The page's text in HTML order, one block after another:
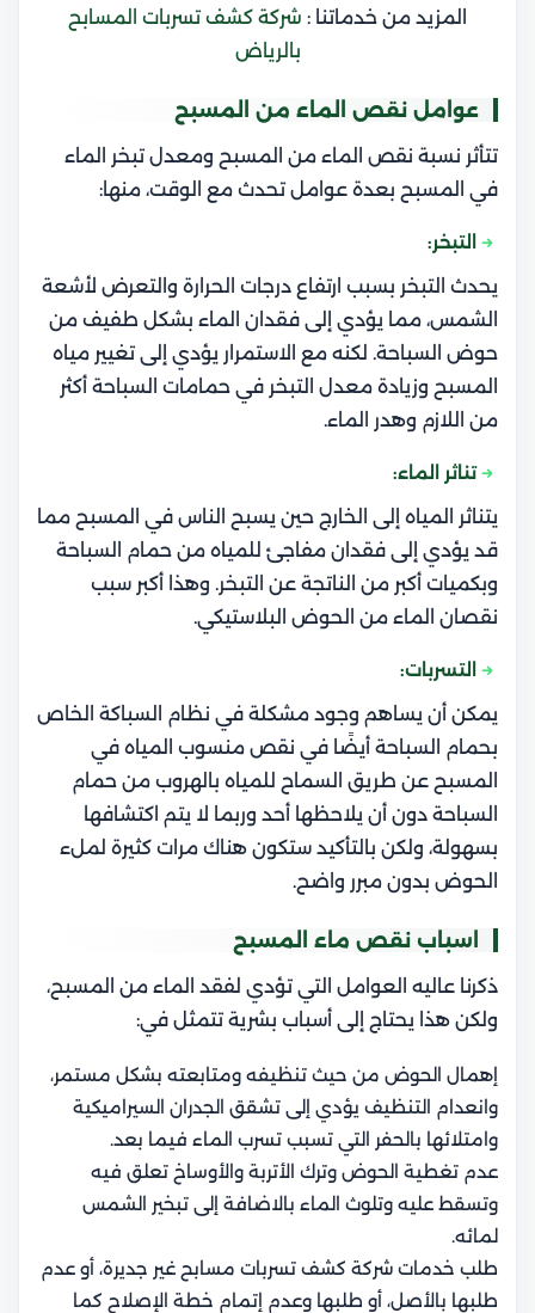
المزيد من خدماتنا : شركة كشف تسربات المسابح
بالرياض
عوامل نقص الماء من المسبح
تتأثر نسبة نقص الماء من المسبح ومعدل تبخر الماء
في المسبح بعدة عوامل تحدث مع الوقت، منها:
التبخر:
يحدث التبخر بسبب ارتفاع درجات الحرارة والتعرض لأشعة
الشمس، مما يؤدي إلى فقدان الماء بشكل طفيف من
حوض السباحة. لكنه مع الاستمرار يؤدي إلى تغيير مياه
المسبح وزيادة معدل التبخر في حمامات السباحة أكثر
من اللازم وهدر الماء.
تناثر الماء:
يتناثر المياه إلى الخارج حين يسبح الناس في المسبح مما
قد يؤدي إلى فقدان مفاجئ للمياه من حمام السباحة
وبكميات أكبر من الناتجة عن التبخر. وهذا أكبر سبب
نقصان الماء من الحوض البلاستيكي.
التسربات:
يمكن أن يساهم وجود مشكلة في نظام السباكة الخاص
بحمام السباحة أيضًا في نقص منسوب المياه في
المسبح عن طريق السماح للمياه بالهروب من حمام
السباحة دون أن يلاحظها أحد وربما لا يتم اكتشافها
بسهولة، ولكن بالتأكيد ستكون هناك مرات كثيرة لملء
الحوض بدون مبرر واضح.
اسباب نقص ماء المسبح
ذكرنا عاليه العوامل التي تؤدي لفقد الماء من المسبح،
ولكن هذا يحتاج إلى أسباب بشرية تتمثل في:
إهمال الحوض من حيث تنظيفه ومتابعته بشكل مستمر،
وانعدام التنظيف يؤدي إلى تشقق الجدران السيراميكية
وامتلائها بالحفر التي تسبب تسرب الماء فيما بعد.
عدم تغطية الحوض وترك الأتربة والأوساخ تعلق فيه
وتسقط عليه وتلوث الماء بالاضافة إلى تبخير الشمس
لمائه.
طلب خدمات شركة كشف تسربات مسابح غير جديرة، أو عدم
طلبها بالأصل، أو طلبها وعدم إتمام خطة الإصلاح كما